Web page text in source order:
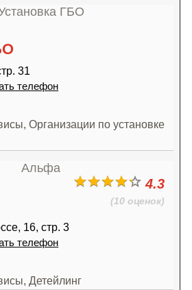
31
телефон
Организации по установке
4.3
(10 оценок)
16, стр. 3
телефон
Детейлинг